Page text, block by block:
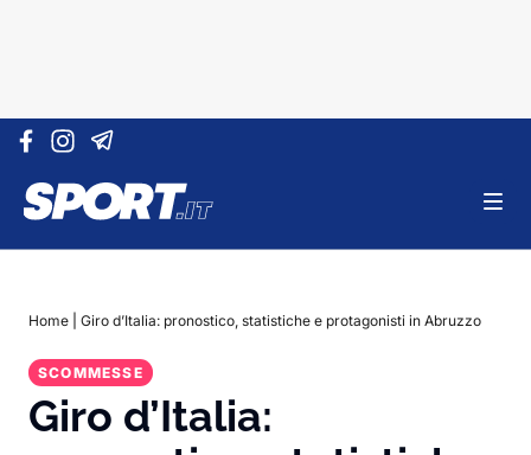
Vai al contenuto
Home Giro d’Italia: pronostico, statistiche e protagonisti in Abruzzo
SCOMMESSE
Giro d’Italia: